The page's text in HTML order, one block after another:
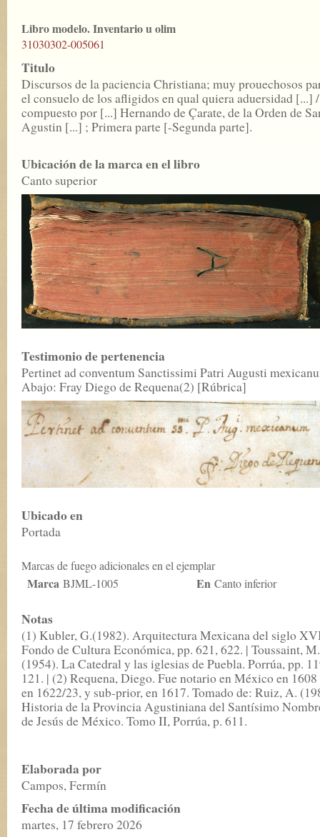
Libro modelo. Inventario u olim
31030302-005061
Titulo
Discursos de la paciencia Christiana; muy prouechosos
el consuelo de los afligidos en qual quiera aduersidad [...] /
compuesto por [...] Hernando de Çarate, de la Orden de
Agustin [...] ; Primera parte [-Segunda parte].
Ubicación de la marca en el libro
Canto superior
Testimonio de pertenencia
Pertinet ad conventum Sanctissimi Patri Augusti
Abajo: Fray Diego de Requena(2) [Rúbrica]
Ubicado en
Portada
Marcas de fuego adicionales en el ejemplar
Marca BJML-1005 En Canto inferior
Notas
(1) Kubler, G.(1982). Arquitectura Mexicana del siglo
Fondo de Cultura Económica, pp. 621, 622. | Toussaint, M.
(1954). La Catedral y las iglesias de Puebla. Porrúa, pp.
121. | (2) Requena, Diego. Fue notario en México en
en 1622/23, y sub-prior, en 1617. Tomado de: Ruiz, A.
Historia de la Provincia Agustiniana del Santísimo
de Jesús de México. Tomo II, Porrúa, p. 611.
Elaborada por
Campos, Fermín
Fecha de última modificación
martes, 17 febrero 2026